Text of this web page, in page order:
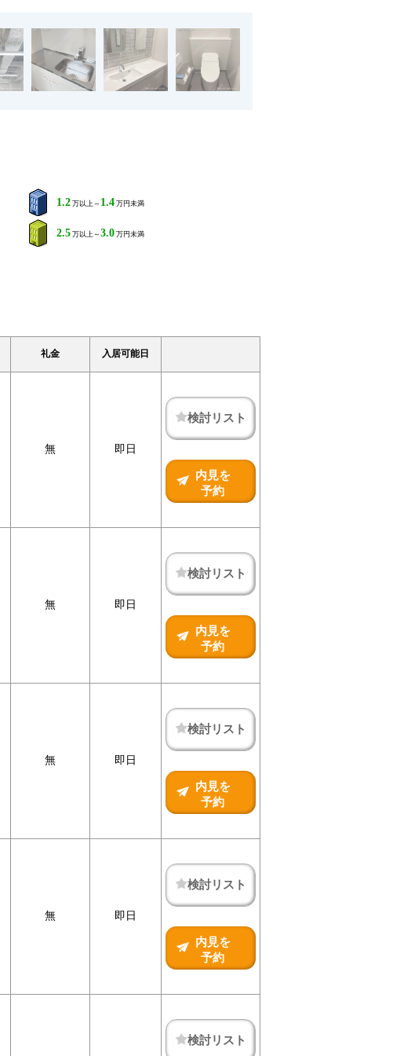
1.2 万以上～ 1.4 万円未満
2.5 万以上～ 3.0 万円未満
礼金 入居可能日
無 即日
検討リスト
内見を
予約
無 即日
検討リスト
内見を
予約
無 即日
検討リスト
内見を
予約
無 即日
検討リスト
内見を
予約
検討リスト